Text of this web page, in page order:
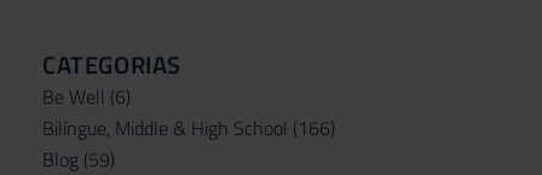
CATEGORIAS
Be Well (6)
Bilíngue, Middle & High School (166)
Blog (59)